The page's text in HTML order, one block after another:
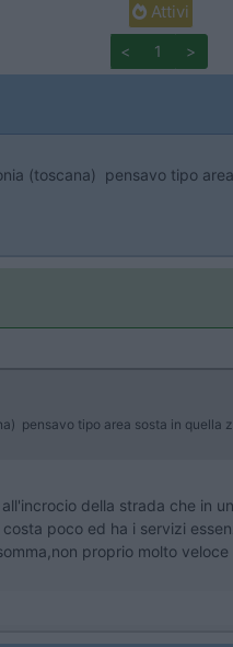
Attivi
< 1 >
(toscana) pensavo tipo
pensavo tipo area sosta in
della strada che in
poco ed ha i servizi
proprio molto